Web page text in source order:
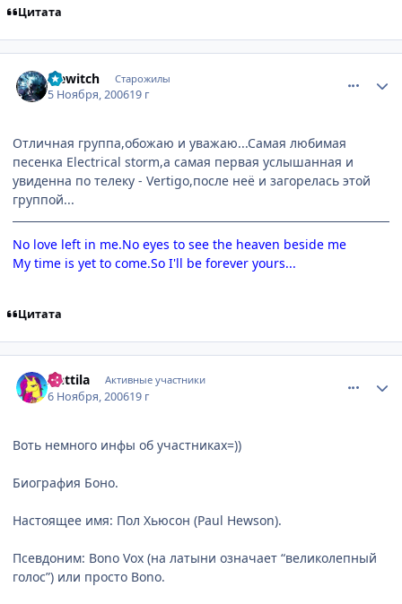
Цитата
Icewitch Старожилы
5 Ноября, 200619 г
Отличная группа,обожаю и уважаю...Самая любимая
песенка Electrical storm,а самая первая услышанная и
увиденна по телеку - Vertigo,после неё и загорелась этой
группой...
No love left in me.No eyes to see the heaven beside me
My time is yet to come.So I'll be forever yours...
Цитата
Anttila Активные участники
6 Ноября, 200619 г
Воть немного инфы об участниках=))
Биография Боно.
Настоящее имя: Пол Хьюсон (Paul Hewson).
Псевдоним: Bono Vox (на латыни означает “великолепный
голос”) или просто Bono.